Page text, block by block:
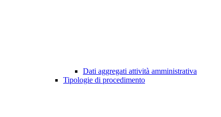
Dati aggregati attività amministrativa
Tipologie di procedimento